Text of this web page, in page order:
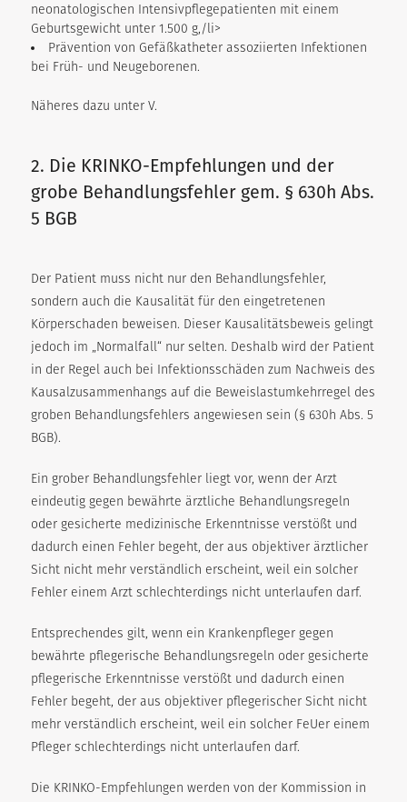
neonatologischen Intensivpflegepatienten mit einem
Geburtsgewicht unter 1.500 g,/li>
Prävention von Gefäßkatheter assoziierten Infektionen
bei Früh- und Neugeborenen.
Näheres dazu unter V.
2. Die KRINKO-Empfehlungen und der
grobe Behandlungsfehler gem. § 630h Abs.
5 BGB
Der Patient muss nicht nur den Behandlungsfehler,
sondern auch die Kausalität für den eingetretenen
Körperschaden beweisen. Dieser Kausalitätsbeweis gelingt
jedoch im „Normalfall“ nur selten. Deshalb wird der Patient
in der Regel auch bei Infektionsschäden zum Nachweis des
Kausalzusammenhangs auf die Beweislastumkehrregel des
groben Behandlungsfehlers angewiesen sein (§ 630h Abs. 5
BGB).
Ein grober Behandlungsfehler liegt vor, wenn der Arzt
eindeutig gegen bewährte ärztliche Behandlungsregeln
oder gesicherte medizinische Erkenntnisse verstößt und
dadurch einen Fehler begeht, der aus objektiver ärztlicher
Sicht nicht mehr verständlich erscheint, weil ein solcher
Fehler einem Arzt schlechterdings nicht unterlaufen darf.
Entsprechendes gilt, wenn ein Krankenpfleger gegen
bewährte pflegerische Behandlungsregeln oder gesicherte
pflegerische Erkenntnisse verstößt und dadurch einen
Fehler begeht, der aus objektiver pflegerischer Sicht nicht
mehr verständlich erscheint, weil ein solcher FeUer einem
Pfleger schlechterdings nicht unterlaufen darf.
Die KRINKO-Empfehlungen werden von der Kommission in